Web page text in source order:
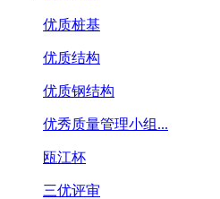
优质桩基
优质结构
优质钢结构
优秀质量管理小组...
瓯江杯
三优评审